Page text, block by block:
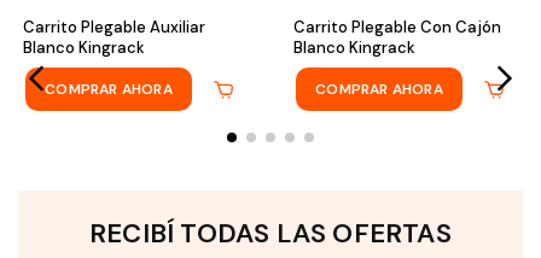
24% OFF
Carrito Plegable Auxiliar
Blanco Kingrack
COMPRAR AHORA
Carrito Plegable Con Cajón
Blanco Kingrack
COMPRAR AHORA
RECIBÍ TODAS LAS OFERTAS